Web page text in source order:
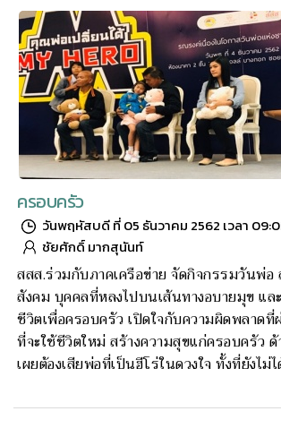
ครอบครัว
วันพฤหัสบดี ที่ 05 ธันวาคม 2562 เวลา
ชัยศักดิ์ มากสุนันท์
สสส.ร่วมกับภาคเครือข่าย จัดกิจกรรมวันพ่
สังคม บุคคลที่หลงไปบนเส้นทางอบายมุข แ
ชีวิตเพื่อครอบครัว เปิดใจกับความผิดพลาด
ที่จะใช้ชีวิตใหม่ สร้างความสุขแก่ครอบครัว
เผยต้องเสียพ่อที่เป็นฮีโร่ในดวงใจ ทั้งที่ยัง